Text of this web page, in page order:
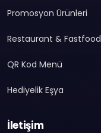
Promosyon Ürünleri
Restaurant & Fastfood
QR Kod Menü
Hediyelik Eşya
İletişim